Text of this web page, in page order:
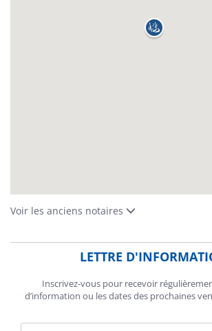
Voir les anciens notaires
LETTRE
Inscrivez-vous pour recevoir
d’information ou les dates des prochaines